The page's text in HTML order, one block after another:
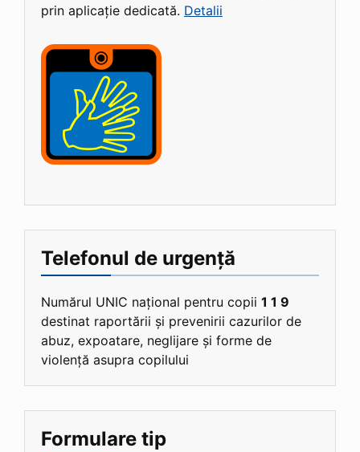
prin aplicație dedicată. Detalii
Telefonul de urgență
Numărul UNIC național pentru copii 1 1 9
destinat raportării și prevenirii cazurilor de
abuz, expoatare, neglijare și forme de
violență asupra copilului
Formulare tip